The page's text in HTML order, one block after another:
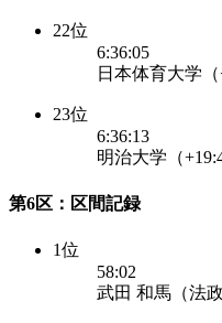
22位
6:36:05
日本体育大学（
23位
6:36:13
明治大学（
第6区：区間記録
1位
58:02
武田 和馬（法